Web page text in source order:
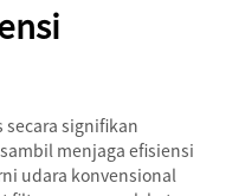
signifikan
menjaga efisiensi
udara konvensional